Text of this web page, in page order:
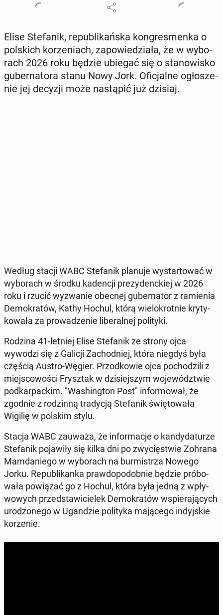
Elise Ste­fa­nik, re­pu­bli­kań­ska kon­gres­men­ka o
pol­skich ko­rze­niach, za­po­wie­dzia­ła, że w wy­bo­
rach 2026 roku będzie ubiegać się o sta­no­wi­sko
gu­ber­na­to­ra stanu Nowy Jork. Ofi­cjal­ne ogło­sze­
nie jej decyzji może na­stą­pić już dzisiaj.
Według stacji WABC Ste­fa­nik planuje wy­star­to­wać w
wy­bo­rach w środku ka­den­cji pre­zy­denc­kiej w 2026
roku i rzucić wy­zwa­nie obecnej gu­ber­na­tor z ra­mie­nia
De­mo­kra­tów, Kathy Hochul, którą wie­lo­krot­nie kry­ty­
ko­wa­ła za pro­wa­dze­nie li­be­ral­nej po­li­ty­ki.
Rodzina 41-letniej Elise Ste­fa­nik ze strony ojca
wywodzi się z Galicji Za­chod­niej, która niegdyś była
częścią Austro-Węgier. Przod­ko­wie ojca po­cho­dzi­li z
miej­sco­wo­ści Frysz­tak w dzi­siej­szym wo­je­wódz­twie
pod­kar­pac­kim. "Wa­shing­ton Post" in­for­mo­wał, że
zgodnie z ro­dzin­ną tra­dy­cją Ste­fa­nik świę­to­wa­ła
Wigilię w polskim stylu.
Stacja WABC zauważa, że in­for­ma­cje o kan­dy­da­tu­rze
Ste­fa­nik po­ja­wi­ły się kilka dni po zwy­cię­stwie Zohrana
Mam­da­nie­go w wy­bo­rach na bur­mi­strza Nowego
Jorku. Re­pu­bli­kan­ka praw­do­po­dob­nie będzie pró­bo­
wa­ła po­wią­zać go z Hochul, która była jedną z wpły­
wo­wych przed­sta­wi­cie­lek De­mo­kra­tów wspie­ra­ją­cych
uro­dzo­ne­go w Ugan­dzie po­li­ty­ka ma­ją­ce­go in­dyj­skie
ko­rze­nie.